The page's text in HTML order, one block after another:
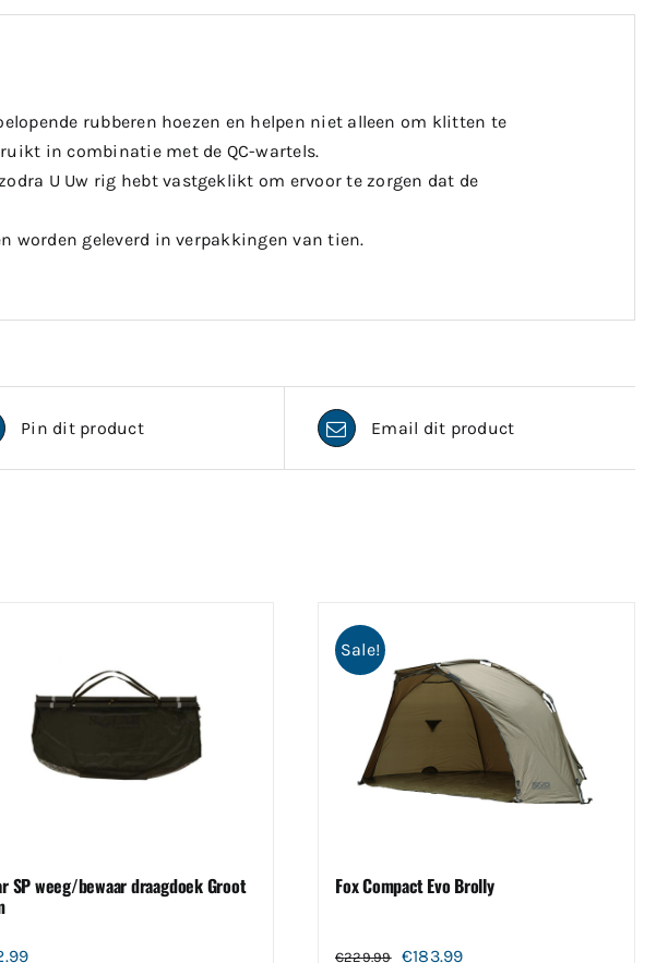
rubberen hoezen en helpen niet alleen om klitten te
in combinatie met de QC-wartels.
U Uw rig hebt vastgeklikt om ervoor te zorgen dat de
worden geleverd in verpakkingen van tien.
Pin dit product Email dit product
SP weeg/bewaar draagdoek Groot
Sale!
Fox Compact Evo Brolly
€229.99
Oorspronkelijke
€183.99Huidige